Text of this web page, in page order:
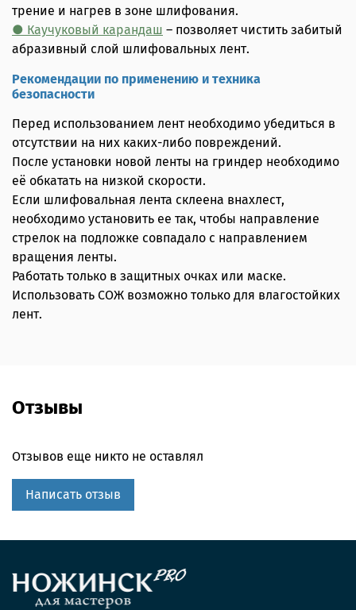
трение и нагрев в зоне шлифования.
● Каучуковый карандаш – позволяет чистить забитый
абразивный слой шлифовальных лент.
Рекомендации по применению и техника
безопасности
Перед использованием лент необходимо убедиться в
отсутствии на них каких-либо повреждений.
После установки новой ленты на гриндер необходимо
её обкатать на низкой скорости.
Если шлифовальная лента склеена внахлест,
необходимо установить ее так, чтобы направление
стрелок на подложке совпадало с направлением
вращения ленты.
Работать только в защитных очках или маске.
Использовать СОЖ возможно только для влагостойких
лент.
Отзывы
Отзывов еще никто не оставлял
Написать отзыв